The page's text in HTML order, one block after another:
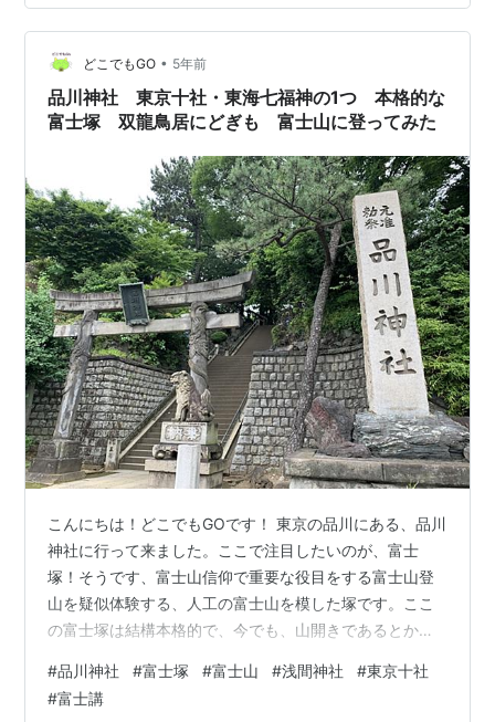
のための岩山なんでしょう？ だれが造ったの？ それ、ど
ういうグループなの？ 富士講って？ 冨士塚を造った理由
は？ 女性も高齢者も実際に登ったと同じ御利益を・・・
７月に山開き 富士塚はなぜここに？ ほかには？ どんな
人が登るの？ 「品川富…
どこでもGO • 5年前
品川神社 東京十社・東海七福神の1つ 本格的な
富士塚 双龍鳥居にどぎも 富士山に登ってみた
こんにちは！どこでもGOです！ 東京の品川にある、品川
神社に行って来ました。ここで注目したいのが、富士
塚！そうです、富士山信仰で重要な役目をする富士山登
山を疑似体験する、人工の富士山を模した塚です。ここ
の富士塚は結構本格的で、今でも、山開きであるとか、
と、見てみましょうか！ 目 次 1. 品川神社とは 2. 双龍鳥
居がすごい！ 3. 本殿、神楽殿 4. 富士山の所有者は浅間
#品川神社 #富士塚 #富士山 #浅間神社 #東京十社
#富士講